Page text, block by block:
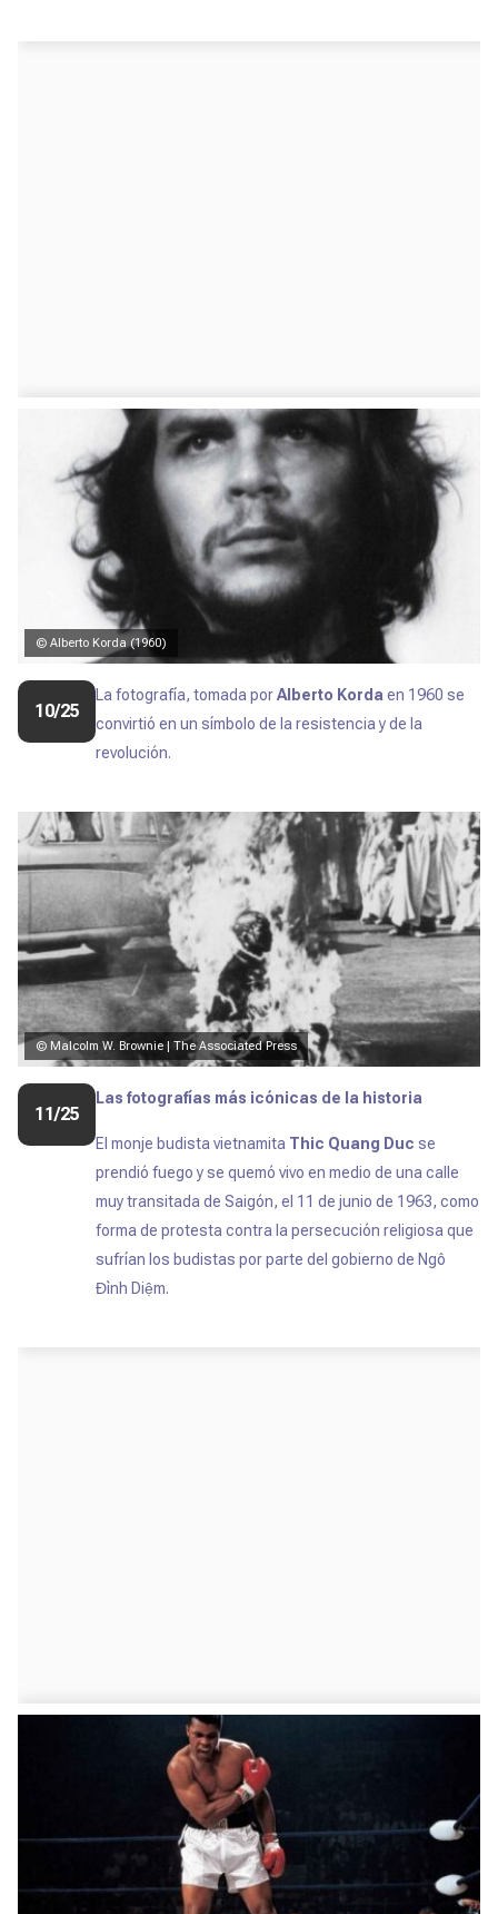
© Alberto Korda (1960)
10/25
La fotografía, tomada porAlberto Korda en 1960 se
convirtió en un símbolo de la resistencia y de la
revolución.
© Malcolm W. Brownie | The Associated Press
11/25
Las fotografías más icónicas de la historia
El monje budista vietnamita Thic Quang Duc se
prendió fuego y se quemó vivo en medio de una calle
muy transitada de Saigón, el 11 de junio de 1963, como
forma de protesta contra la persecución religiosa que
sufrían los budistas por parte del gobierno de Ngô
Đình Diệm.